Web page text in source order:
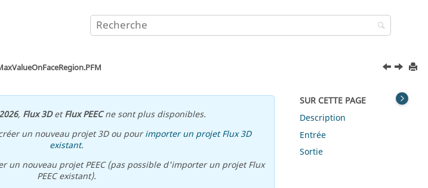
, Flux 3DetFlux PEECne sont plus disponibles.
un nouveau projet 3D ou pourimporter un projet Flux 3D
existant.
un nouveau projet PEEC (pas possible d'importer un projet Flux
PEEC existant).
SUR CETTE PAGE
Description
Entrée
Sortie